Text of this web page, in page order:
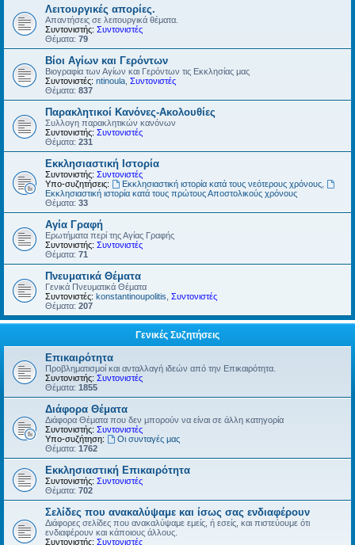
Λειτουργικές απορίες.
Απαντήσεις σε λειτουργικά θέματα.
Συντονιστής: Συντονιστές
Θέματα: 79
Βίοι Αγίων και Γερόντων
Βιογραφία των Αγίων και Γερόντων τις Εκκλησίας μας
Συντονιστές: ntinoula Συντονιστές
Θέματα: 837
Παρακλητικοί Κανόνες-Ακολουθίες
Συλλογη παρακλητικών κανόνων
Συντονιστής: Συντονιστές
Θέματα: 231
Εκκλησιαστική Ιστορία
Συντονιστής: Συντονιστές
Υπο-συζητήσεις:
Εκκλησιαστική ιστορία κατά τους νεότερους χρόνους,
Εκκλησιαστική ιστορία κατά τους πρώτους Αποστολικούς χρόνους
Θέματα: 33
Αγία Γραφή
Ερωτήματα περί της Αγίας Γραφής
Συντονιστής: Συντονιστές
Θέματα: 71
Πνευματικά Θέματα
Γενικά Πνευματικά Θέματα
Συντονιστές: konstantinoupolitis Συντονιστές
Θέματα: 207
Γενικές Συζητήσεις
Επικαιρότητα
Προβληματισμοί και ανταλλαγή ιδεών από την Επικαιρότητα.
Συντονιστής: Συντονιστές
Θέματα: 1855
Διάφορα Θέματα
Διάφορα Θέματα που δεν μπορούν να είναι σε άλλη κατηγορία
Συντονιστής: Συντονιστές
Υπο-συζήτηση:
Οι συνταγές μας
Θέματα: 1762
Εκκλησιαστική Επικαιρότητα
Συντονιστής: Συντονιστές
Θέματα: 702
Σελίδες που ανακαλύψαμε και ίσως σας ενδιαφέρουν
Διάφορες σελίδες που ανακαλύψαμε εμείς, ή εσείς, και πιστεύουμε ότι
ενδιαφέρουν και κάποιους άλλους.
Συντονιστής: Συντονιστές